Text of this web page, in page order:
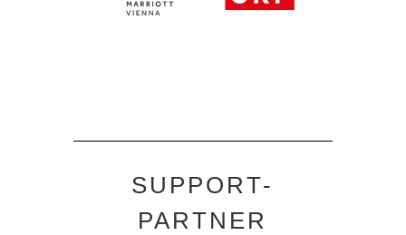
SUPPORT-
PARTNER